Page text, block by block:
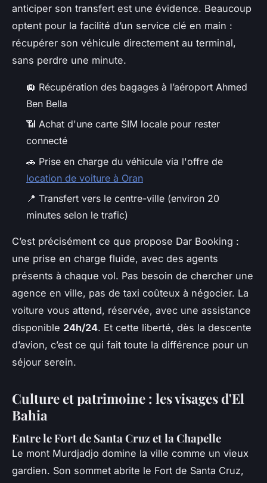
anticiper son transfert est une évidence. Beaucoup
optent pour la facilité d’un service clé en main :
récupérer son véhicule directement au terminal,
sans perdre une minute.
🛄 Récupération des bagages à l’aéroport Ahmed
Ben Bella
📶 Achat d'une carte SIM locale pour rester
connecté
🚗 Prise en charge du véhicule via l'offre de
location de voiture à Oran
📍 Transfert vers le centre-ville (environ 20
minutes selon le trafic)
C’est précisément ce que propose Dar Booking :
une prise en charge fluide, avec des agents
présents à chaque vol. Pas besoin de chercher une
agence en ville, pas de taxi coûteux à négocier. La
voiture vous attend, réservée, avec une assistance
disponible 24h/24. Et cette liberté, dès la descente
d’avion, c’est ce qui fait toute la différence pour un
séjour serein.
Culture et patrimoine : les visages d'El
Bahia
Entre le Fort de Santa Cruz et la Chapelle
Le mont Murdjadjo domine la ville comme un vieux
gardien. Son sommet abrite le Fort de Santa Cruz,